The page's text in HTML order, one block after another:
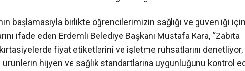
başlamasıyla birlikte öğrencilerimizin sağlığı ve güvenliği için
ifade eden Erdemli Belediye Başkanı Mustafa Kara, “Zabıta
fiyat etiketlerini ve işletme ruhsatlarını denetliyor,
hijyen ve sağlık standartlarına uygunluğunu kontrol